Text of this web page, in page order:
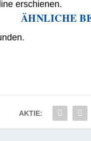
erschienen.
ÄHNLICHE
AKTIE: